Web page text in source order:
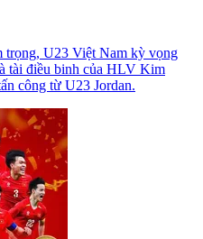
trọng, U23 Việt Nam kỳ vọng
tài điều binh của HLV Kim
công từ U23 Jordan.